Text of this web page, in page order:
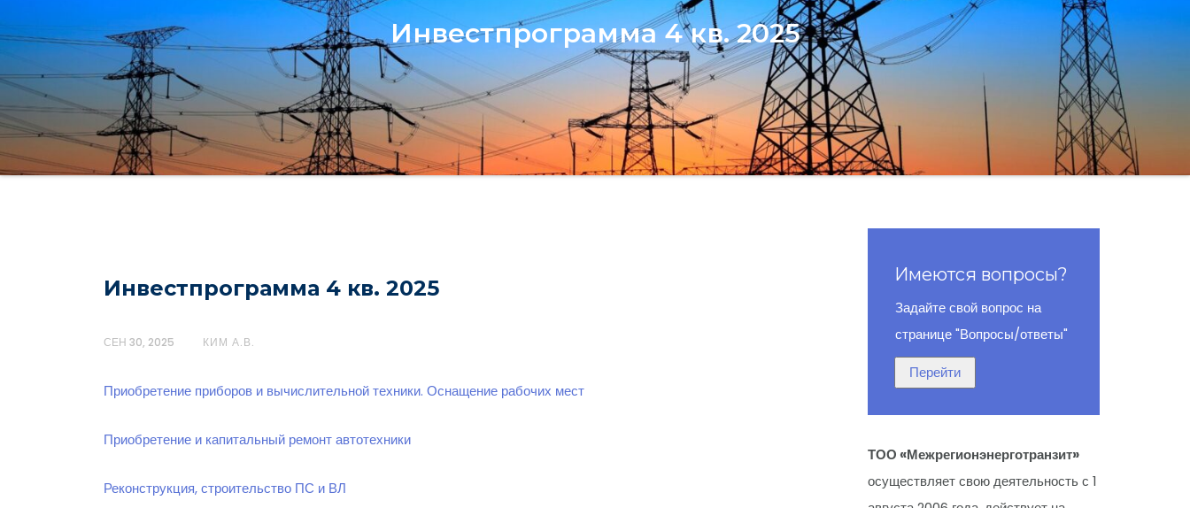
Инвестпрограмма 4 кв. 2025
Инвестпрограмма 4 кв. 2025
СЕН 30, 2025 КИМ А.В.
Приобретение приборов и вычислительной техники. Оснащение рабочих мест
Приобретение и капитальный ремонт автотехники
Реконструкция, строительство ПС и ВЛ
Имеются вопросы?
Задайте свой вопрос на
странице "Вопросы/ответы"
ТОО «Межрегионэнерготранзит»
осуществляет свою деятельность с 1